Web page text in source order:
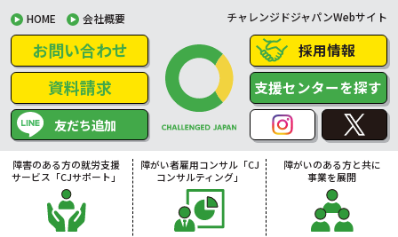
HOME 会社概要 チャレンジドジャパンWebサイト
お問い合わせ
資料請求
友だち追加
採用情報
支援センターを探す
障害のある方の就労支援
サービス「CJサポート」
障がい者雇用コンサル「CJ
コンサルティング」
障がいのある方と共に
事業を展開